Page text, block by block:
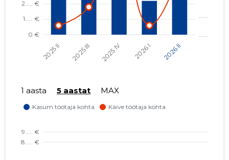
1 aasta 5 aastat MAX